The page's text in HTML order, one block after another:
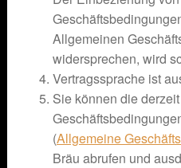
Allgemeinen
widersprechen, wird
Vertragssprache ist
Sie können die
(Allgemeine
Bräu abrufen und